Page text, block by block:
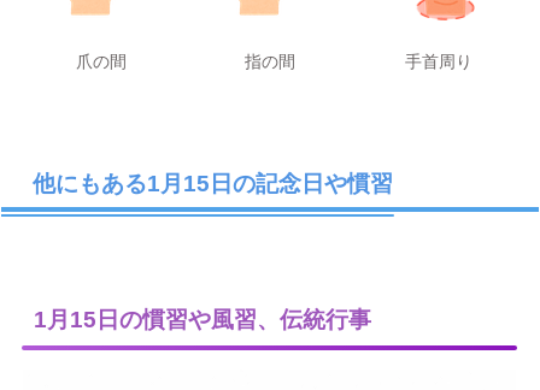
爪の間 指の間 手首周り
他にもある1月15日の記念日や慣習
1月15日の慣習や風習、伝統行事